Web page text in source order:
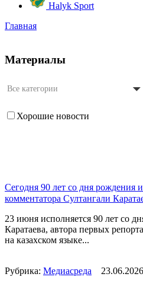
Halyk Sport
Главная
Материалы
Все категории
Хорошие новости
Сегодня 90 лет со дня рождения
комментатора Султангали
23 июня исполняется 90 лет со
Каратаева, автора первых
на казахском языке...
Рубрика: Медиасреда 23.06.2026